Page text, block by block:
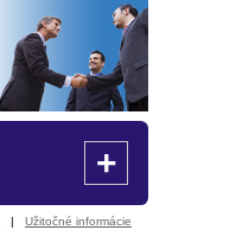
+
| Užitočné informácie